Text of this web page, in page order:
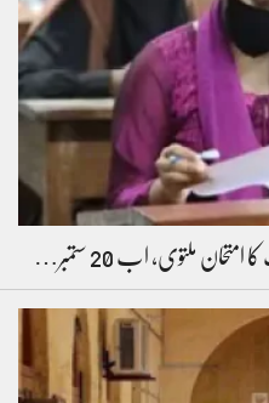
ملتوی، اب 20 ستمبر…